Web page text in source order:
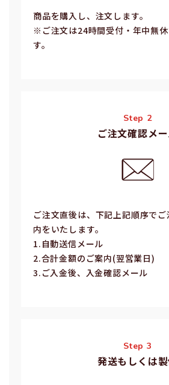
商品を購入し、注文します。
※ご注⽂は24時間受付・年中無
す。
Step 2
ご注文確認メ
ご注⽂直後は、下記上記順序で
内をいたします。
1.⾃動送信メール
2.合計⾦額のご案内(翌営業⽇)
3.ご⼊⾦後、⼊⾦確認メール
Step 3
発送もしくは